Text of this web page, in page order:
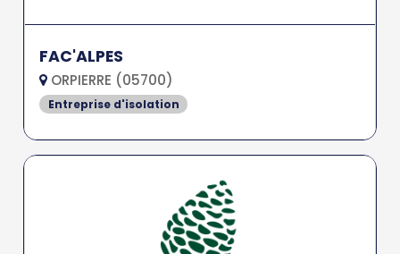
FAC'ALPES
ORPIERRE (05700)
Entreprise d'isolation